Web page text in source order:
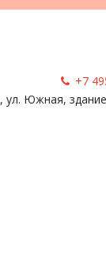
+7
, ул. Южная,